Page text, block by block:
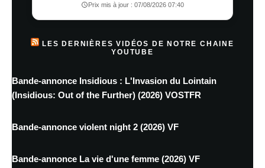
Prix mis à jour : 07/08/2026 07:40
LES DERNIÈRES VIDÉOS DE NOTRE CHAINE
YOUTUBE
Bande-annonce Insidious : L'Invasion du Lointain
(Insidious: Out of the Further) (2026) VOSTFR
Bande-annonce violent night 2 (2026) VF
Bande-annonce La vie d'une femme (2026) VF